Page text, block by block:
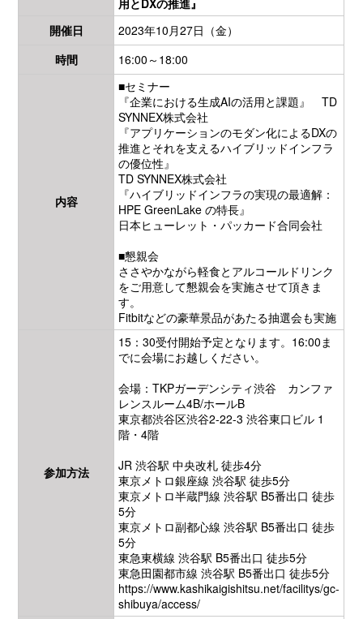
用とDXの推進』
開催日
2023年10月27日（金）
時間
16:00～18:00
内容
■セミナー
『企業における生成AIの活用と課題』 TD
SYNNEX株式会社
『アプリケーションのモダン化によるDXの
推進とそれを支えるハイブリッドインフラ
の優位性』
TD SYNNEX株式会社
『ハイブリッドインフラの実現の最適解：
HPE GreenLake の特長』
日本ヒューレット・パッカード合同会社
■懇親会
ささやかながら軽食とアルコールドリンク
をご用意して懇親会を実施させて頂きま
す。
Fitbitなどの豪華景品があたる抽選会も実施
参加方法
15：30受付開始予定となります。16:00ま
でに会場にお越しください。
会場：TKPガーデンシティ渋谷 カンファ
レンスルーム4B/ホールB
東京都渋谷区渋谷2-22-3 渋谷東口ビル 1
階・4階
JR 渋谷駅 中央改札 徒歩4分
東京メトロ銀座線 渋谷駅 徒歩5分
東京メトロ半蔵門線 渋谷駅 B5番出口 徒歩
5分
東京メトロ副都心線 渋谷駅 B5番出口 徒歩
5分
東急東横線 渋谷駅 B5番出口 徒歩5分
東急田園都市線 渋谷駅 B5番出口 徒歩5分
https://www.kashikaigishitsu.net/facilitys/gc-
shibuya/access/